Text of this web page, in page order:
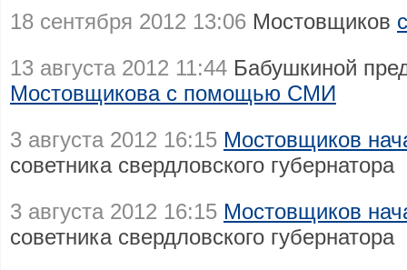
18 сентября 2012 13:06 Мостовщиков
13 августа 2012 11:44 Бабушкиной
Мостовщикова с помощью СМИ
3 августа 2012 16:15 Мостовщиков
советника свердловского губернатора
3 августа 2012 16:15 Мостовщиков
советника свердловского губернатора